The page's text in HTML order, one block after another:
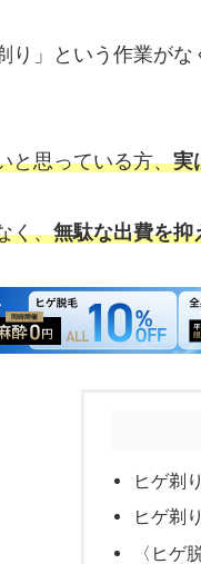
り」という作業が
と思っている方、実
く、無駄な出費を抑
ヒゲ剃
ヒゲ剃
〈ヒゲ